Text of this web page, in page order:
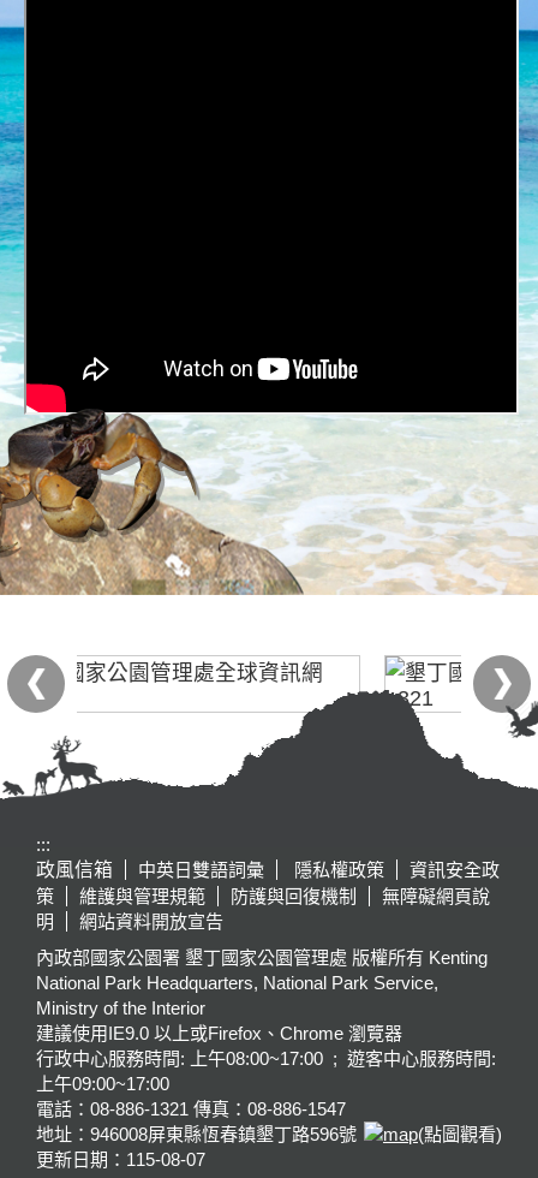
:::
政風信箱
中英日雙語詞彙 隱私權政策
資訊安全政
策
維護與管理規範 防護與回復機制
無障礙網頁說
明
網站資料開放宣告
內政部國家公園署 墾丁國家公園管理處 版權所有 Kenting
National Park Headquarters, National Park Service,
Ministry of the Interior
建議使用IE9.0 以上或Firefox、Chrome 瀏覽器
行政中心服務時間: 上午08:00~17:00 ; 遊客中心服務時間:
上午09:00~17:00
電話：08-886-1321 傳真：08-886-1547
地址：946008屏東縣恆春鎮墾丁路596號
(點圖觀看)
更新日期： 115-08-07